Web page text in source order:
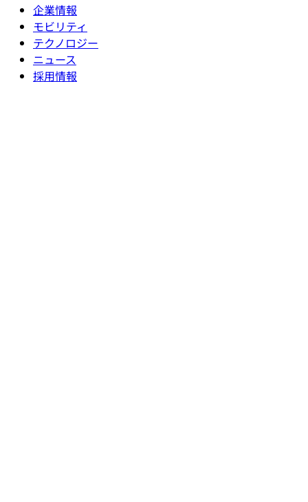
企業情報
モビリティ
テクノロジー
ニュース
採用情報